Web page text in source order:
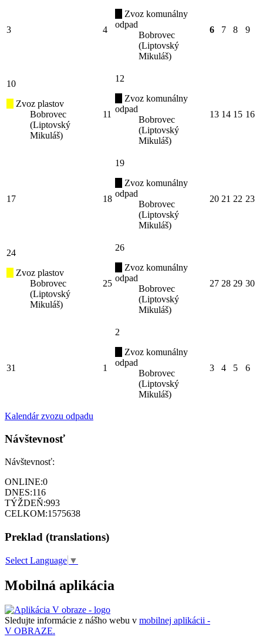
3 4
Zvoz komunálny
odpad
Bobrovec
(Liptovský
Mikuláš)
6 7 8 9
10
Zvoz plastov
Bobrovec
(Liptovský
Mikuláš)
11
12
Zvoz komunálny
odpad
Bobrovec
(Liptovský
Mikuláš)
13 14 15 16
17 18
19
Zvoz komunálny
odpad
Bobrovec
(Liptovský
Mikuláš)
20 21 22 23
24
Zvoz plastov
Bobrovec
(Liptovský
Mikuláš)
25
26
Zvoz komunálny
odpad
Bobrovec
(Liptovský
Mikuláš)
27 28 29 30
31 1
2
Zvoz komunálny
odpad
Bobrovec
(Liptovský
Mikuláš)
3 4 5 6
Kalendár zvozu odpadu
Návštevnosť
Návštevnosť:
ONLINE:0
DNES:116
TÝŽDEŇ:993
CELKOM:1575638
Preklad (translations)
Select Language ▼
Mobilná aplikácia
Sledujte informácie z nášho webu v mobilnej aplikácii -
V OBRAZE.